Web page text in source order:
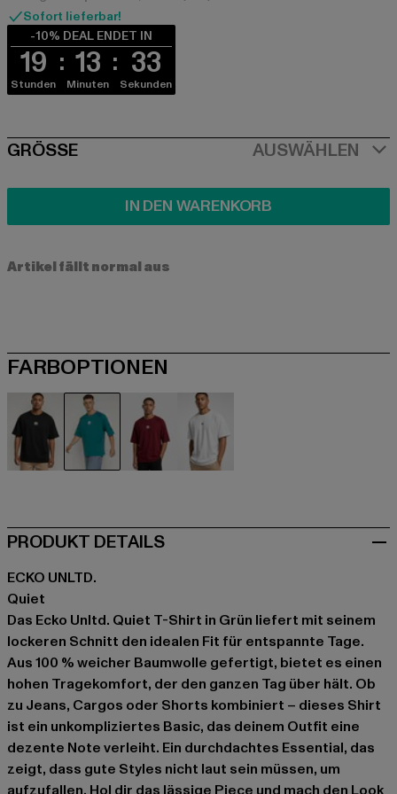
Sofort lieferbar!
-10% DEAL ENDET IN
19
Stunden
13
Minuten
33
Sekunden
SIZE
GRÖSSE AUSWÄHLEN
IN DEN WARENKORB
Artikel fällt normal aus
FARBOPTIONEN
PRODUKT DETAILS
ECKO UNLTD.
Quiet
Das Ecko Unltd. Quiet T-Shirt in Grün liefert mit seinem
lockeren Schnitt den idealen Fit für entspannte Tage.
Aus 100 % weicher Baumwolle gefertigt, bietet es einen
hohen Tragekomfort, der den ganzen Tag über hält. Ob
zu Jeans, Cargos oder Shorts kombiniert – dieses Shirt
ist ein unkompliziertes Basic, das deinem Outfit eine
dezente Note verleiht. Ein durchdachtes Essential, das
zeigt, dass gute Styles nicht laut sein müssen, um